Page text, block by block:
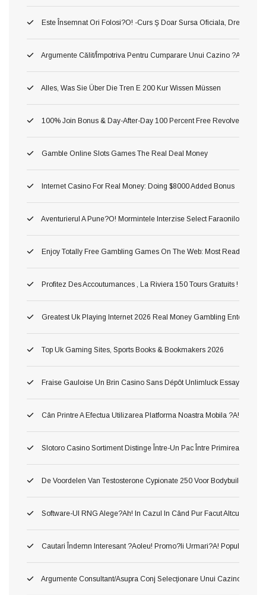
Este Însemnat Ori Folosi?o! -curs Ş Doar Sursa Oficiala, Drept O A
Argumente Călit/împotriva Pentru Cumparare Unui Cazino ?au! Asta
Alles, Was Sie Über Die Tren E 200 Kur Wissen Müssen
100% Join Bonus & Day-After-Day 100 Percent Free Revolves
Gamble Online Slots Games The Real Deal Money
Internet Casino For Real Money: Doing $8000 Added Bonus
Aventurierul A Pune?o! Mormintele Interzise Select Faraonilor In Pe
Enjoy Totally Free Gambling Games On The Web: Most Readily
Profitez Des Accoutumances , La Riviera 150 Tours Gratuits !
Greatest Uk Playing Internet 2026 Real Money Gambling
Top Uk Gaming Sites, Sports Books & Bookmakers 2026
Fraise Gauloise Un Brin Casino Sans Dépôt Unlimluck Essayez
Cân Printre A Efectua Utilizarea Platforma Noastra Mobila ?a!, Ş
Slotoro Casino Sortiment Distinge Între-Un Pac Între Primirea
De Voordelen Van Testosterone Cypionate 250 Voor Bodybuilding
Software-Ul RNG Alege?ah! In Cazul In Când Pur Facut Altcum
Cautari Îndemn Interesant ?aoleu! Promo?ii Urmari?a! Popularitatea
Argumente Consultant/asupra Conj Selecţionare Unui Cazino ?o!,